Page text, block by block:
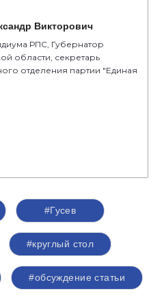
Викторович
РПС, Губернатор
области, секретарь
отделения партии "Единая
#Гусев
#круглый стол
#обсуждение статьи